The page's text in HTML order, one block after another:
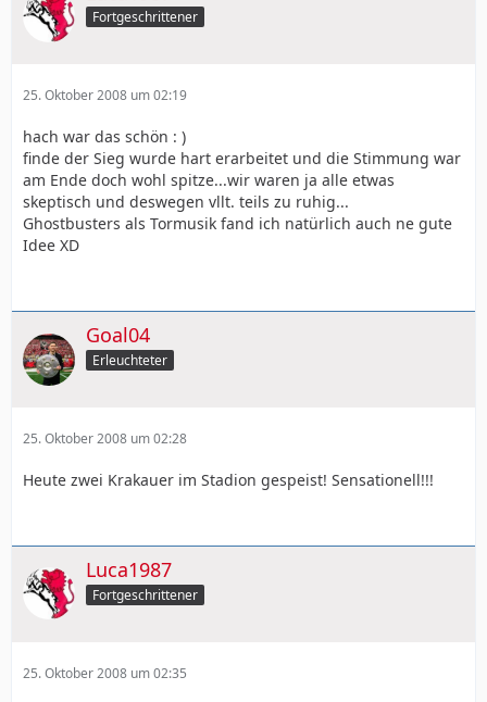
Fortgeschrittener
25. Oktober 2008 um 02:19
hach war das schön : )
finde der Sieg wurde hart erarbeitet und die Stimmung war
am Ende doch wohl spitze...wir waren ja alle etwas
skeptisch und deswegen vllt. teils zu ruhig...
Ghostbusters als Tormusik fand ich natürlich auch ne gute
Idee XD
Goal04
Erleuchteter
25. Oktober 2008 um 02:28
Heute zwei Krakauer im Stadion gespeist! Sensationell!!!
Luca1987
Fortgeschrittener
25. Oktober 2008 um 02:35